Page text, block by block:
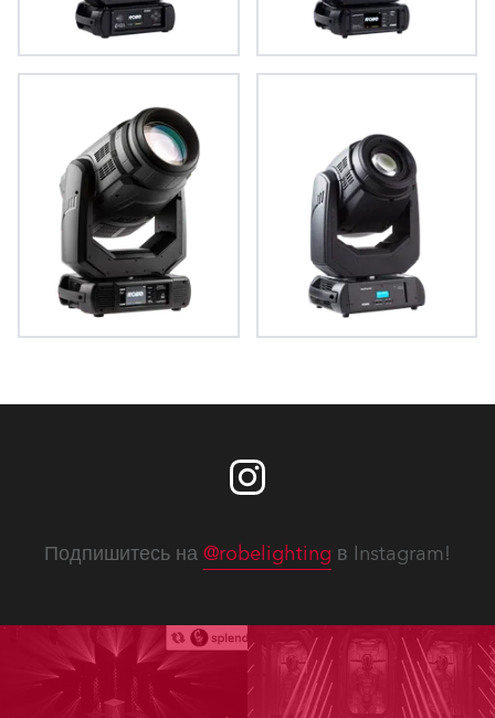
GigaPointe® LedPOINTE®
Подпишитесь на @robelighting в Instagram!